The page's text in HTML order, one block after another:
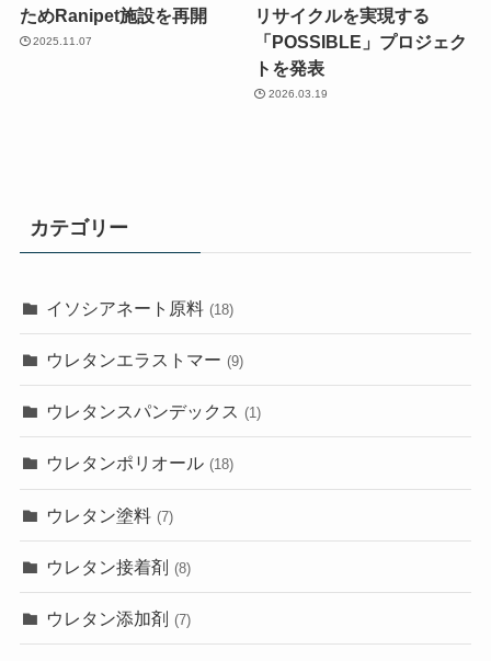
ためRanipet施設を再開
2025.11.07
リサイクルを実現する
「POSSIBLE」プロジェク
トを発表
2026.03.19
カテゴリー
イソシアネート原料 (18)
ウレタンエラストマー (9)
ウレタンスパンデックス (1)
ウレタンポリオール (18)
ウレタン塗料 (7)
ウレタン接着剤 (8)
ウレタン添加剤 (7)